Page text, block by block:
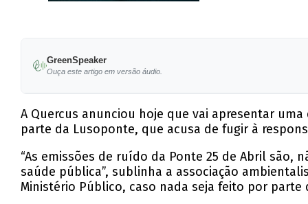
GreenSpeaker
Ouça este artigo em versão áudio.
A Quercus anunciou hoje que vai apresentar
parte da Lusoponte, que acusa de fugir à
“As emissões de ruído da Ponte 25 de Abril
saúde pública”, sublinha a associação
Ministério Público, caso nada seja feito por